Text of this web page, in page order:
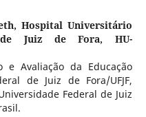
Hospital Universitário
de Juiz de Fora, HU-
e Avaliação da Educação
de Juiz de Fora/UFJF,
Federal de Juiz